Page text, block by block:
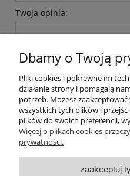
Twoja opinia:
Inteligentny dom (
Dbamy o Twoją
Pliki cookies i pokrewne im
działanie strony i pomagają
potrzeb. Możesz
wszystkich tych plików i
plików do swoich preferencji,
Więcej o plikach cookies
prywatności.
zaakceptuj